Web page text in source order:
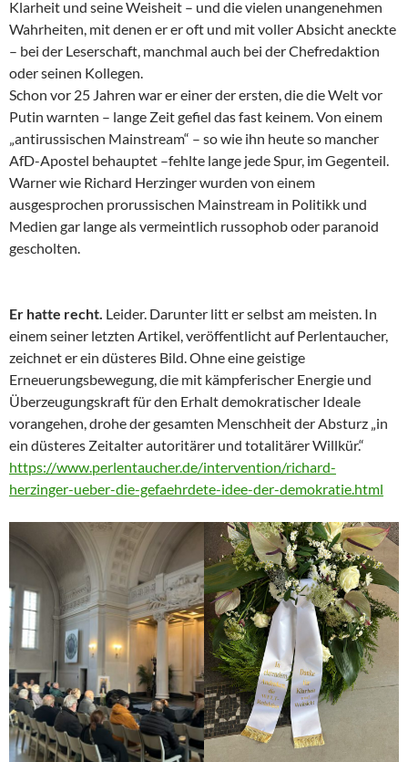
Klarheit und seine Weisheit – und die vielen unangenehmen
Wahrheiten, mit denen er er oft und mit voller Absicht aneckte
– bei der Leserschaft, manchmal auch bei der Chefredaktion
oder seinen Kollegen.
Schon vor 25 Jahren war er einer der ersten, die die Welt vor
Putin warnten – lange Zeit gefiel das fast keinem. Von einem
„antirussischen Mainstream“ – so wie ihn heute so mancher
AfD-Apostel behauptet –fehlte lange jede Spur, im Gegenteil.
Warner wie Richard Herzinger wurden von einem
ausgesprochen prorussischen Mainstream in Politikk und
Medien gar lange als vermeintlich russophob oder paranoid
gescholten.
Er hatte recht. Leider. Darunter litt er selbst am meisten. In
einem seiner letzten Artikel, veröffentlicht auf Perlentaucher,
zeichnet er ein düsteres Bild. Ohne eine geistige
Erneuerungsbewegung, die mit kämpferischer Energie und
Überzeugungskraft für den Erhalt demokratischer Ideale
vorangehen, drohe der gesamten Menschheit der Absturz „in
ein düsteres Zeitalter autoritärer und totalitärer Willkür.“
https://www.perlentaucher.de/intervention/richard-
herzinger-ueber-die-gefaehrdete-idee-der-demokratie.html